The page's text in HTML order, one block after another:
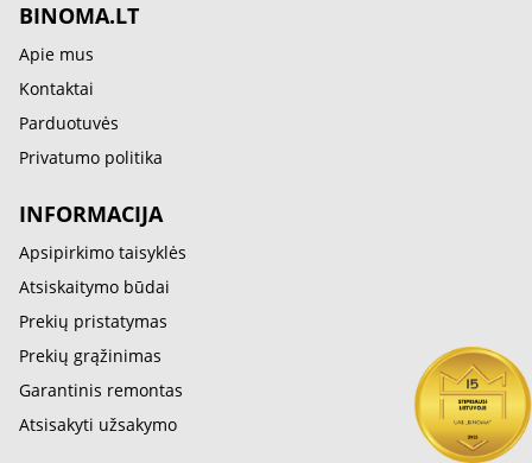
BINOMA.LT
Apie mus
Kontaktai
Parduotuvės
Privatumo politika
INFORMACIJA
Apsipirkimo taisyklės
Atsiskaitymo būdai
Prekių pristatymas
Prekių grąžinimas
Garantinis remontas
Atsisakyti užsakymo